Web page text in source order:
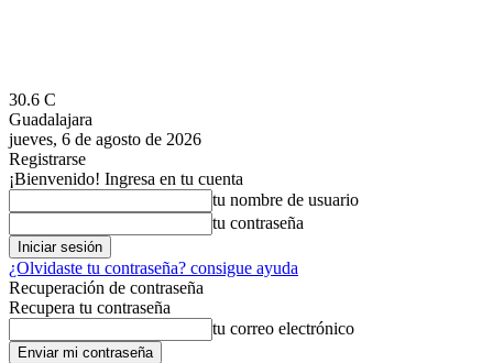
30.6 C
Guadalajara
jueves, 6 de agosto de 2026
Registrarse
¡Bienvenido! Ingresa en tu cuenta
tu nombre de usuario
tu contraseña
¿Olvidaste tu contraseña? consigue ayuda
Recuperación de contraseña
Recupera tu contraseña
tu correo electrónico